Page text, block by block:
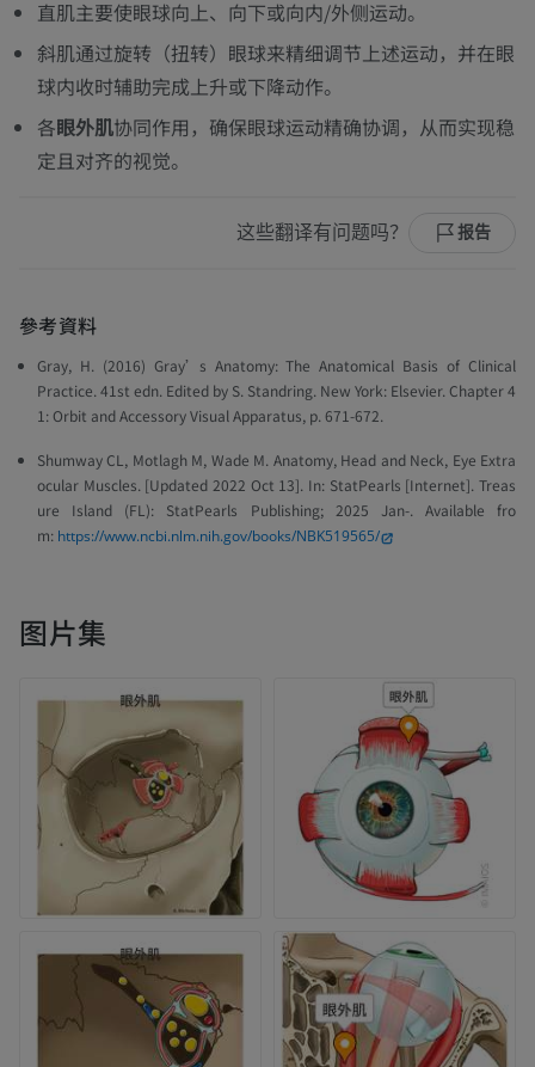
直肌主要使眼球向上、向下或向内/外侧运动。
斜肌通过旋转（扭转）眼球来精细调节上述运动，并在眼
球内收时辅助完成上升或下降动作。
各眼外肌协同作用，确保眼球运动精确协调，从而实现稳
定且对齐的视觉。
这些翻译有问题吗？ 报告
參考資料
Gray, H. (2016) Gray’s Anatomy: The Anatomical Basis of Clinical
Practice. 41st edn. Edited by S. Standring. New York: Elsevier. Chapter 4
1: Orbit and Accessory Visual Apparatus, p. 671-672.
Shumway CL, Motlagh M, Wade M. Anatomy, Head and Neck, Eye Extra
ocular Muscles. [Updated 2022 Oct 13]. In: StatPearls [Internet]. Treas
ure Island (FL): StatPearls Publishing; 2025 Jan-. Available fro
m: https://www.ncbi.nlm.nih.gov/books/NBK519565/
图片集